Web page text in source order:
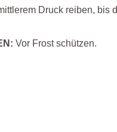
Druck reiben,
Vor Frost schützen.